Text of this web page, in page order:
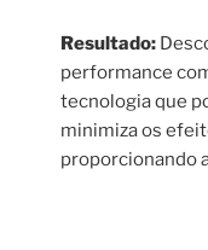
Resultado:
performance
tecnologia que
minimiza os
proporcionando